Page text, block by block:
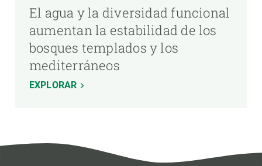
El agua y la diversidad funcional
aumentan la estabilidad de los
bosques templados y los
mediterráneos
EXPLORAR